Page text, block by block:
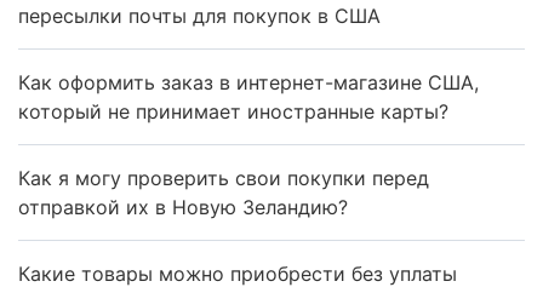
пересылки почты для покупок в США
Как оформить заказ в интернет-магазине США,
который не принимает иностранные карты?
Как я могу проверить свои покупки перед
отправкой их в Новую Зеландию?
Какие товары можно приобрести без уплаты